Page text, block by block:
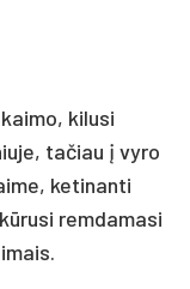
kilusi
tačiau į vyro
ketinanti
remdamasi